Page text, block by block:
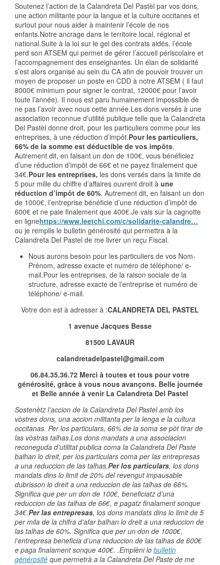
Soutenez l’action de la Calandreta Del Pastèl par vos dons,
une action militante pour la langue et la culture occitanes et
surtout pour nous aider à maintenir l’école de nos
enfants.Notre ancrage dans le territoire local, régional et
national.Suite à la loi sur le gel des contrats aidés, l’école
perd son ATSEM qui permet de gérer l’accueil périscolaire et
l’accompagnement des enseignantes. Un élan de solidarité
s’est alors organisé au sein du CA afin de pouvoir trouver un
moyen de proposer un poste en CDD à notre ATSEM ( il faut
8000€ minimum pour signer le contrat, 12000€ pour l’avoir
toute l’année). Il nous est paru humainement impossible de
ne pas l’avoir avec nous cette année.Les dons versés à une
association reconnue d’utilité publique telle que la Calandreta
Del Pastèl donne droit, pour les particuliers comme pour les
entreprises, à une réduction d’impôt.Pour les particuliers,
66% de la somme est déductible de vos impôts.
Autrement dit, en faisant un don de 100€, vous bénéficiez
d’une réduction d’impôt de 66€ et ne payez finalement que
34€.Pour les entreprises, les dons versés dans la limite de
5 pour mille du chiffre d’affaires ouvrent droit à une
réduction d’impôt de 60%. Autrement dit, en faisant un don
de 1000€, l’entreprise bénéficie d’une réduction d’impôt de
600€ et ne paie finalement que 400€.Je vais sur la cagnotte
en lignehttps://www.leetchi.com/c/solidarite-calandre…
ou je remplis le bulletin générosité qui permettra à la
Calandreta Del Pastel de me livrer un reçu Fiscal.
Nous aurons besoin pour les particuliers de vos Nom-
Prénom, adresse exacte et numéro de téléphone/ e-
mail.Pour les entreprises, de la raison sociale de la
structure, adresse exacte de l’entreprise et numéro de
téléphone/ e-mail.
Votre don est à adresser à :CALANDRETA DEL PASTEL
1 avenue Jacques Besse
81500 LAVAUR
calandretadelpastel@gmail.com
06.84.35.36.72 Merci à toutes et tous pour votre
générosité, grâce à vous nous avançons. Belle journée
et Belle année à venir La Calandreta Del Pastel
Sostenètz l’accion de la Calandreta Del Pastel amb los
vòstres dons, una accion militanta per la lenga e la cultura
occitanas. Per los particulars, 66% de la soma se pòt tirar de
las vòstras talhas.Los dons mandats a una associacion
reconeguda d’utilitat publica coma la Calandreta Del Paste
balhan lo dreit, per los particulars coma per las entrepresas
a una reduccion de las talhas.Per los particulars, los dons
mandats dins lo limit de 20% del revengut impausable
dubrisson lo dreit a una reduccion de las talhas de 66%.
Significa que per un don de 100€, beneficiatz d’una
reduccion de las talhas de 66€, e pagatz finalament sonque
34€.Per las entrepresas, los dons mandats dins lo limit de 5
per mila de la chifra d’afar balhan lo dreit a una reduccion de
las talhas de 60%. Significa que per un don de 1000€,
l’entrepresa beneficia d’una reduccion de las talhas de 600€
e paga finalament sonque 400€. .Emplèni lo bulletin
générosité que permetrà a la Calandreta Del Paste de me